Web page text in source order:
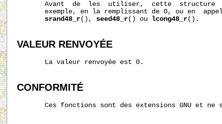
Avant  de  les  utiliser,  cette  structure
exemple, en la remplissant de 0, ou en
srand48_r(), seed48_r() ou lcong48_r().
VALEUR RENVOYÉE
       La valeur renvoyée est 0.
CONFORMITÉ
Ces fonctions sont des extensions GNU et ne